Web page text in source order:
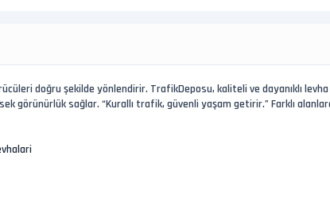
doğru şekilde yönlendirir. TrafikDeposu, kaliteli ve dayanıklı
görünürlük sağlar. “Kurallı trafik, güvenli yaşam getirir.” Farklı